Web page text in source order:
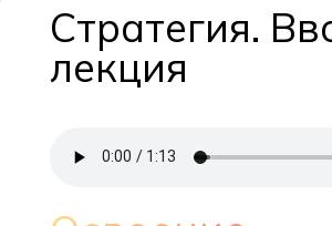
Стратегия.
лекция